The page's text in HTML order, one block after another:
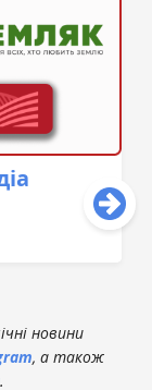
новини
, а також
.